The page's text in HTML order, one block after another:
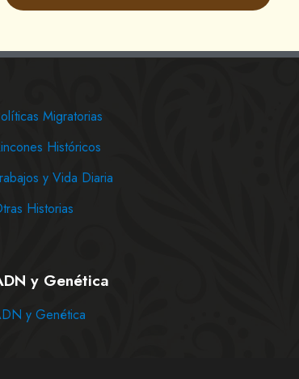
Migratorias
Históricos
y Vida Diaria
Historias
y Genética
y Genética